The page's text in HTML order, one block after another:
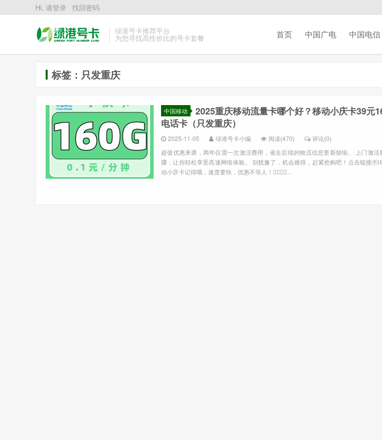
Hi, 请登录 找回密码
绿港号卡推荐平台
为您寻找高性价比的号卡套餐 首页 中国广电 中国电信
标签：只发重庆
中国移动
2025重庆移动流量卡哪个好？移动小庆卡39元
电话卡（只发重庆）
2025-11-05 绿港号卡小编 阅读(470)
评论(0)
超值优惠来袭，两年仅需一次激活费用，省去后续的物流信息更新烦恼。 上门激活
骤，让你轻松享受高速网络体验。 别犹豫了，机会难得，赶紧抢购吧！点击链接/扫
动小庆卡记得哦，速度要快，优惠不等人！🏃‍♂️🏃‍♀️...